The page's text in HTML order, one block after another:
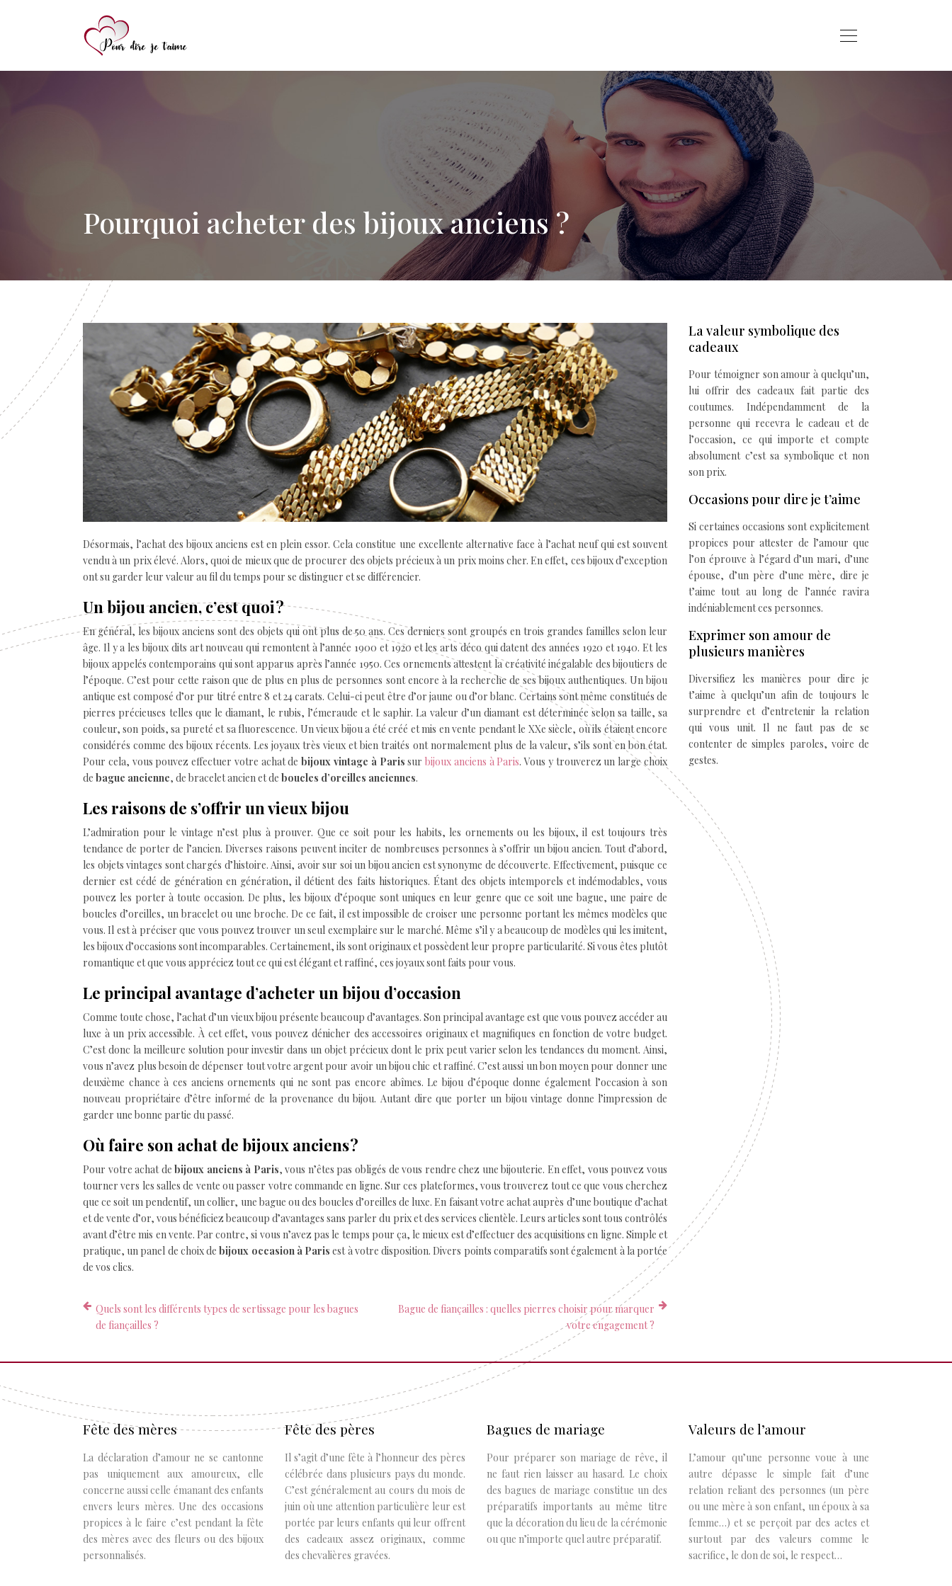
Pourquoi acheter des bijoux anciens ?
Désormais, l’achat des bijoux anciens est en plein essor. Cela constitue une excellente alternative face à l’achat neuf qui est souvent
vendu à un prix élevé. Alors, quoi de mieux que de procurer des objets précieux à un prix moins cher. En effet, ces bijoux d’exception
ont su garder leur valeur au fil du temps pour se distinguer et se différencier.
Un bijou ancien, c’est quoi ?
En général, les bijoux anciens sont des objets qui ont plus de 50 ans. Ces derniers sont groupés en trois grandes familles selon leur
âge. Il y a les bijoux dits art nouveau qui remontent à l’année 1900 et 1920 et les arts déco qui datent des années 1920 et 1940. Et les
bijoux appelés contemporains qui sont apparus après l’année 1950. Ces ornements attestent la créativité inégalable des bijoutiers de
l’époque. C’est pour cette raison que de plus en plus de personnes sont encore à la recherche de ses bijoux authentiques. Un bijou
antique est composé d’or pur titré entre 8 et 24 carats. Celui-ci peut être d’or jaune ou d’or blanc. Certains sont même constitués de
pierres précieuses telles que le diamant, le rubis, l’émeraude et le saphir. La valeur d’un diamant est déterminée selon sa taille, sa
couleur, son poids, sa pureté et sa fluorescence. Un vieux bijou a été créé et mis en vente pendant le XXe siècle, où ils étaient encore
considérés comme des bijoux récents. Les joyaux très vieux et bien traités ont normalement plus de la valeur, s’ils sont en bon état.
Pour cela, vous pouvez effectuer votre achat debijoux vintage à Parissurbijoux anciens à Paris. Vous y trouverez un large choix
de bague ancienne, de bracelet ancien et de boucles d’oreilles anciennes.
Les raisons de s’offrir un vieux bijou
L’admiration pour le vintage n’est plus à prouver. Que ce soit pour les habits, les ornements ou les bijoux, il est toujours très
tendance de porter de l’ancien. Diverses raisons peuvent inciter de nombreuses personnes à s’offrir un bijou ancien. Tout d’abord,
les objets vintages sont chargés d’histoire. Ainsi, avoir sur soi un bijou ancien est synonyme de découverte. Effectivement, puisque ce
dernier est cédé de génération en génération, il détient des faits historiques. Étant des objets intemporels et indémodables, vous
pouvez les porter à toute occasion. De plus, les bijoux d’époque sont uniques en leur genre que ce soit une bague, une paire de
boucles d’oreilles, un bracelet ou une broche. De ce fait, il est impossible de croiser une personne portant les mêmes modèles que
vous. Il est à préciser que vous pouvez trouver un seul exemplaire sur le marché. Même s’il y a beaucoup de modèles qui les imitent,
les bijoux d’occasions sont incomparables. Certainement, ils sont originaux et possèdent leur propre particularité. Si vous êtes plutôt
romantique et que vous appréciez tout ce qui est élégant et raffiné, ces joyaux sont faits pour vous.
Le principal avantage d’acheter un bijou d’occasion
Comme toute chose, l’achat d’un vieux bijou présente beaucoup d’avantages. Son principal avantage est que vous pouvez accéder au
luxe à un prix accessible. À cet effet, vous pouvez dénicher des accessoires originaux et magnifiques en fonction de votre budget.
C’est donc la meilleure solution pour investir dans un objet précieux dont le prix peut varier selon les tendances du moment. Ainsi,
vous n’avez plus besoin de dépenser tout votre argent pour avoir un bijou chic et raffiné. C’est aussi un bon moyen pour donner une
deuxième chance à ces anciens ornements qui ne sont pas encore abîmes. Le bijou d’époque donne également l’occasion à son
nouveau propriétaire d’être informé de la provenance du bijou. Autant dire que porter un bijou vintage donne l’impression de
garder une bonne partie du passé.
Où faire son achat de bijoux anciens ?
Pour votre achat debijoux anciens à Paris, vous n’êtes pas obligés de vous rendre chez une bijouterie. En effet, vous pouvez vous
tourner vers les salles de vente ou passer votre commande en ligne. Sur ces plateformes, vous trouverez tout ce que vous cherchez
que ce soit un pendentif, un collier, une bague ou des boucles d’oreilles de luxe. En faisant votre achat auprès d’une boutique d’achat
et de vente d’or, vous bénéficiez beaucoup d’avantages sans parler du prix et des services clientèle. Leurs articles sont tous contrôlés
avant d’être mis en vente. Par contre, si vous n’avez pas le temps pour ça, le mieux est d’effectuer des acquisitions en ligne. Simple et
pratique, un panel de choix debijoux occasion à Parisest à votre disposition. Divers points comparatifs sont également à la portée
de vos clics.
Quels sont les différents types de sertissage pour les bagues
de fiançailles ?
Bague de fiançailles : quelles pierres choisir pour marquer
votre engagement ?
La valeur symbolique des
cadeaux
Pour témoigner son amour à quelqu’un,
lui offrir des cadeaux fait partie des
coutumes. Indépendamment de la
personne qui recevra le cadeau et de
l’occasion, ce qui importe et compte
absolument c’est sa symbolique et non
son prix.
Occasions pour dire je t’aime
Si certaines occasions sont explicitement
propices pour attester de l’amour que
l’on éprouve à l’égard d’un mari, d’une
épouse, d’un père d’une mère, dire je
t’aime tout au long de l’année ravira
indéniablement ces personnes.
Exprimer son amour de
plusieurs manières
Diversifiez les manières pour dire je
t’aime à quelqu’un afin de toujours le
surprendre et d’entretenir la relation
qui vous unit. Il ne faut pas de se
contenter de simples paroles, voire de
gestes.
Fête des mères
La déclaration d’amour ne se cantonne
pas uniquement aux amoureux, elle
concerne aussi celle émanant des enfants
envers leurs mères. Une des occasions
propices à le faire c’est pendant la fête
des mères avec des fleurs ou des bijoux
personnalisés.
Fête des pères
Il s’agit d’une fête à l’honneur des pères
célébrée dans plusieurs pays du monde.
C’est généralement au cours du mois de
juin où une attention particulière leur est
portée par leurs enfants qui leur offrent
des cadeaux assez originaux, comme
des chevalières gravées.
Bagues de mariage
Pour préparer son mariage de rêve, il
ne faut rien laisser au hasard. Le choix
des bagues de mariage constitue un des
préparatifs importants au même titre
que la décoration du lieu de la cérémonie
ou que n’importe quel autre préparatif.
Valeurs de l’amour
L’amour qu’une personne voue à une
autre dépasse le simple fait d’une
relation reliant des personnes (un père
ou une mère à son enfant, un époux à sa
femme…) et se perçoit par des actes et
surtout par des valeurs comme le
sacrifice, le don de soi, le respect…